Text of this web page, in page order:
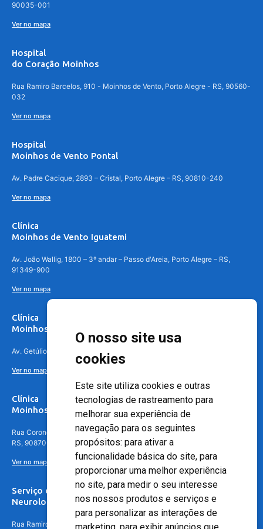
O nosso site usa
cookies
Este site utiliza cookies e outras
tecnologias de rastreamento para
melhorar sua experiência de
navegação para os seguintes
propósitos: para ativar a
funcionalidade básica do site, para
proporcionar uma melhor experiência
no site, para medir o seu interesse
nos nossos produtos e serviços e
para personalizar as interações de
90035-001
Ver no mapa
Hospital
do Coração Moinhos
Rua Ramiro Barcelos, 910 - Moinhos de Vento, Porto Alegre - RS, 90560-
032
Ver no mapa
Hospital
Moinhos de Vento Pontal
Av. Padre Cacique, 2893 – Cristal, Porto Alegre – RS, 90810-240
Ver no mapa
Clínica
Moinhos de Vento Iguatemi
Av. João Wallig, 1800 – 3º andar – Passo d'Areia, Porto Alegre – RS,
91349-900
Ver no mapa
Clínica
Moinhos de Vento Canoas
Av. Getúlio Vargas, 4841 – Centro, Canoas – RS, 92010-010
Ver no mapa
Clínica
Moinhos de Vento - Teresópolis
Rua Coronel Aparício Borges, 250 - 3º andar - Teresópolis, Porto Alegre -
RS, 90870-016
Ver no mapa
Serviço de
Neurologia
Rua Ramiro Barcelos, 630 – 5º andar – Floresta, Porto Alegre – RS,